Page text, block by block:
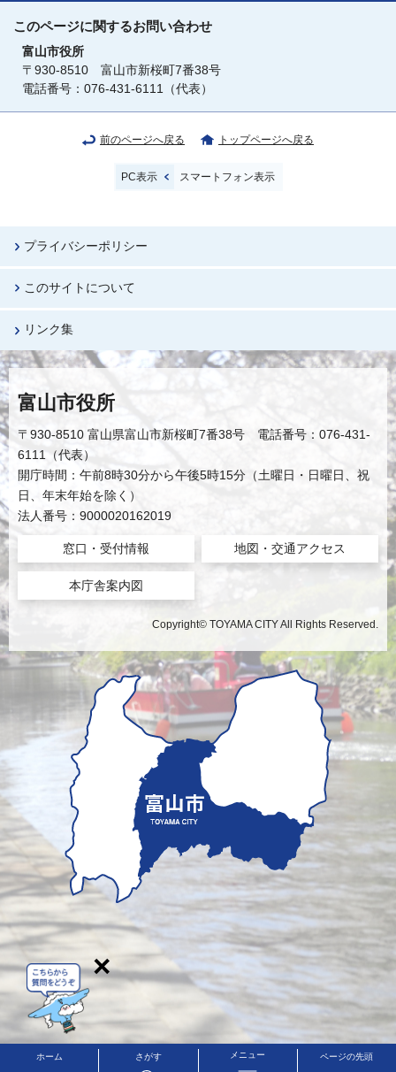
このページに関するお問い合わせ
富山市役所
〒930-8510 富山市新桜町7番38号
電話番号：076-431-6111（代表）
前のページへ戻る トップページへ戻る
PC表示 スマートフォン表示
ホーム さがす メニュー ページの先頭
プライバシーポリシー
このサイトについて
リンク集
富山市役所
〒930-8510 富山県富山市新桜町7番38号 電話番号：076-431-
6111（代表）
開庁時間：午前8時30分から午後5時15分（土曜日・日曜日、祝
日、年末年始を除く）
法人番号：9000020162019
窓口・受付情報 地図・交通アクセス
本庁舎案内図
Copyright© TOYAMA CITY All Rights Reserved.
×